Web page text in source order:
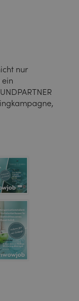
nur
ein